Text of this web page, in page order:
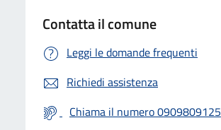
Contatta il comune
Leggi le domande frequenti
Richiedi assistenza
Chiama il numero 0909809125